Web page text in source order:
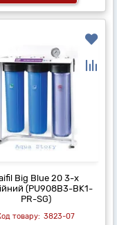
Вig Blue 20 3-х
(PU908B3-BK1-
PR-SG)
3823-07